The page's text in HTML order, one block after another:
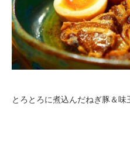
とろとろに煮込んだねぎ豚＆味